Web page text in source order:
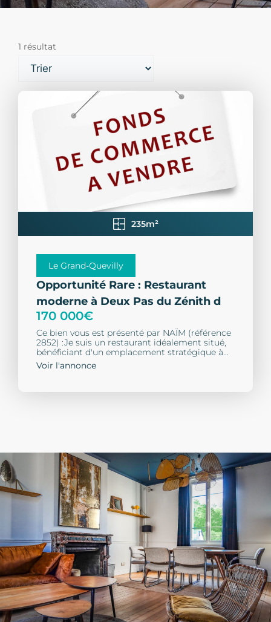
1 résultat
235m²
Le Grand-Quevilly
Opportunité Rare : Restaurant
moderne à Deux Pas du Zénith d
170 000€
Ce bien vous est présenté par NAÏM (référence
2852) :Je suis un restaurant idéalement situé,
bénéficiant d'un emplacement stratégique à...
Voir l'annonce